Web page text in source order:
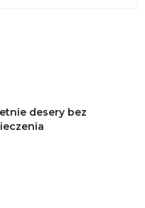
desery bez